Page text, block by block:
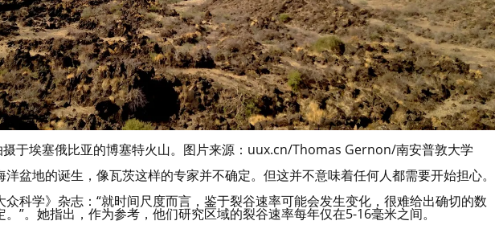
于埃塞俄比亚的博塞特火山。图片来源：uux.cn/Thomas Gernon/南安普敦大学
盆地的诞生，像瓦茨这样的专家并不确定。但这并不意味着任何人都需要开始担心。
科学》杂志：“就时间尺度而言，鉴于裂谷速率可能会发生变化，很难给出确切的数
”。她指出，作为参考，他们研究区域的裂谷速率每年仅在5-16毫米之间。